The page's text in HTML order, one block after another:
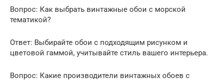
Вопрос: Как выбрать винтажные обои с морской
тематикой?
Ответ: Выбирайте обои с подходящим рисунком и
цветовой гаммой, учитывайте стиль вашего интерьера.
Вопрос: Какие производители винтажных обоев с